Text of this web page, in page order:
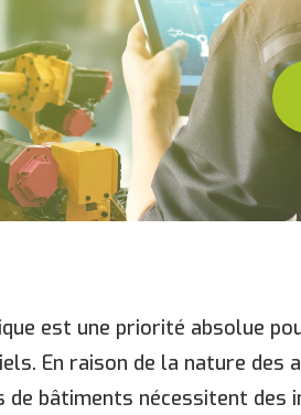
est une priorité absolue
En raison de la nature des
de bâtiments nécessitent des